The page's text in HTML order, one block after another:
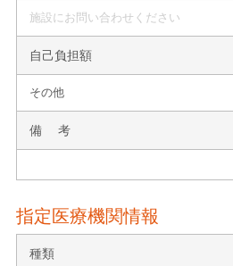
施設にお問い合わせください
自己負担額
その他
備 考
指定医療機関情報
種類